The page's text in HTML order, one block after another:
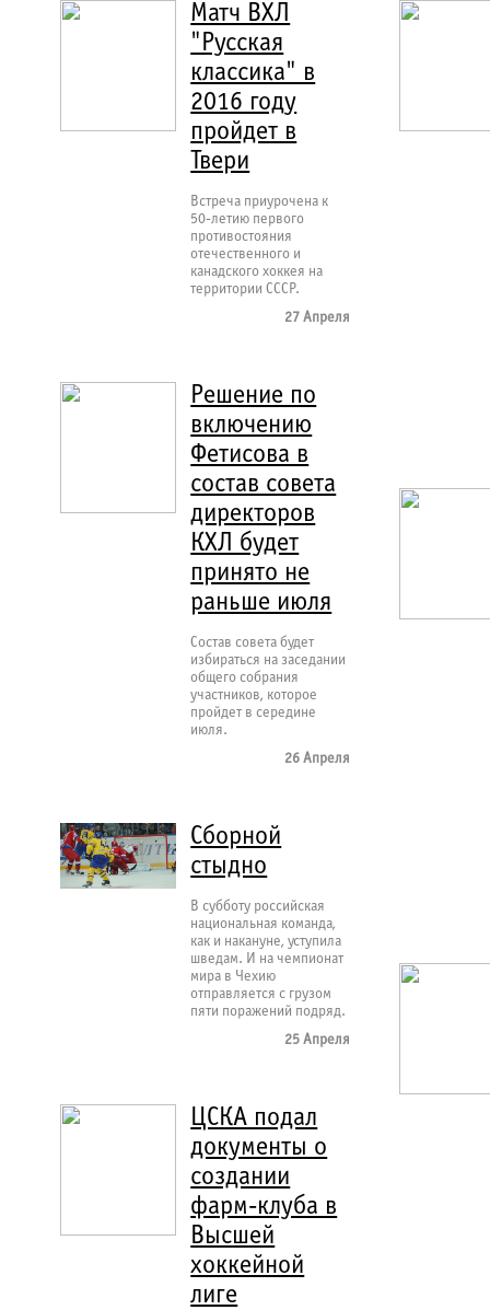
Матч ВХЛ
"Русская
классика" в
2016 году
пройдет в
Твери
Встреча приурочена к
50-летию первого
противостояния
отечественного и
канадского хоккея на
территории СССР.
27 Апреля
Решение по
включению
Фетисова в
состав совета
директоров
КХЛ будет
принято не
раньше июля
Состав совета будет
избираться на заседании
общего собрания
участников, которое
пройдет в середине
июля.
26 Апреля
Сборной
стыдно
В субботу российская
национальная команда,
как и накануне, уступила
шведам. И на чемпионат
мира в Чехию
отправляется с грузом
пяти поражений подряд.
25 Апреля
ЦСКА подал
документы о
создании
фарм-клуба в
Высшей
хоккейной
лиге